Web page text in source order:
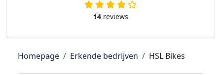
14reviews
Homepage Erkende bedrijven HSL Bikes